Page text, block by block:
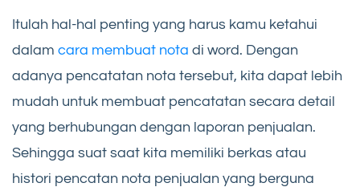
Itulah hal-hal penting yang harus kamu ketahui
dalam cara membuat nota di word. Dengan
adanya pencatatan nota tersebut, kita dapat lebih
mudah untuk membuat pencatatan secara detail
yang berhubungan dengan laporan penjualan.
Sehingga suat saat kita memiliki berkas atau
histori pencatan nota penjualan yang berguna